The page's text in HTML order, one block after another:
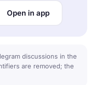
Open in app
discussions in the
are removed; the